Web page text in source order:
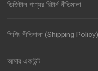
ডিজিটাল পণ্যের রিটার্ন নীতিমালা
শিপিং নীতিমালা (Shipping Policy)
আমার একাউন্ট